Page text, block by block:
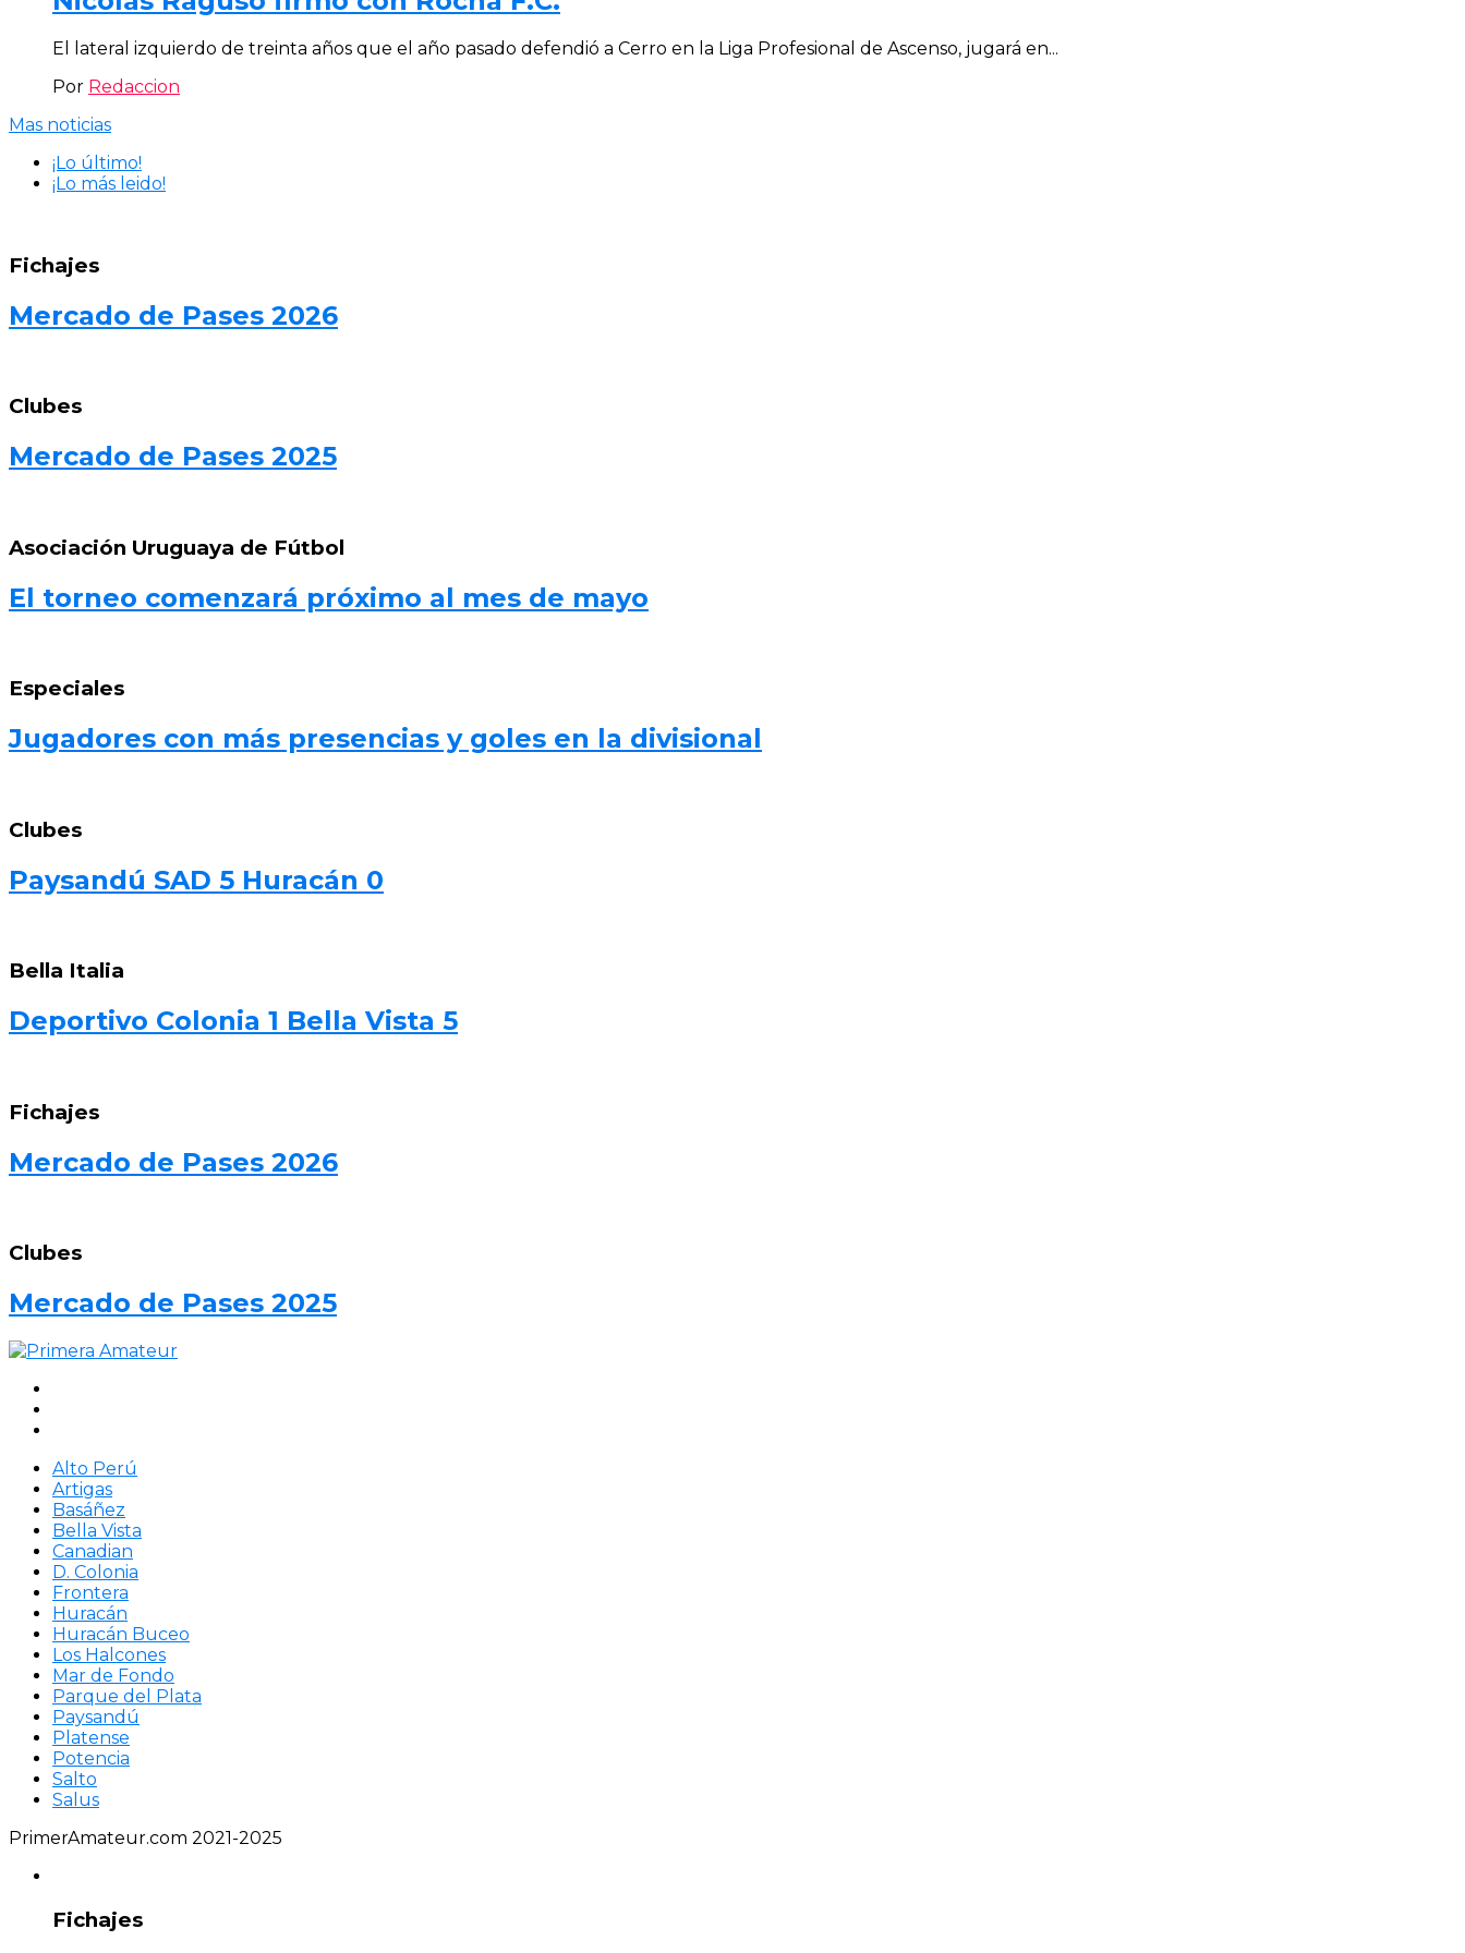
El lateral izquierdo de treinta años que el año pasado defendió a Cerro en la Liga Profesional de Ascenso, jugará en...
Por Redaccion
Mas noticias
¡Lo último!
¡Lo más leido!
Fichajes
Mercado de Pases 2026
Clubes
Mercado de Pases 2025
Asociación Uruguaya de Fútbol
El torneo comenzará próximo al mes de mayo
Especiales
Jugadores con más presencias y goles en la divisional
Clubes
Paysandú SAD 5 Huracán 0
Bella Italia
Deportivo Colonia 1 Bella Vista 5
Fichajes
Mercado de Pases 2026
Clubes
Mercado de Pases 2025
Alto Perú
Artigas
Basáñez
Bella Vista
Canadian
D. Colonia
Frontera
Huracán
Huracán Buceo
Los Halcones
Mar de Fondo
Parque del Plata
Paysandú
Platense
Potencia
Salto
Salus
PrimerAmateur.com 2021-2025
Fichajes